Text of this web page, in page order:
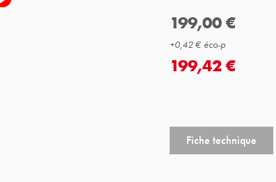
199,00 €
+0,42 € éco-p
199,42 €
Fiche technique